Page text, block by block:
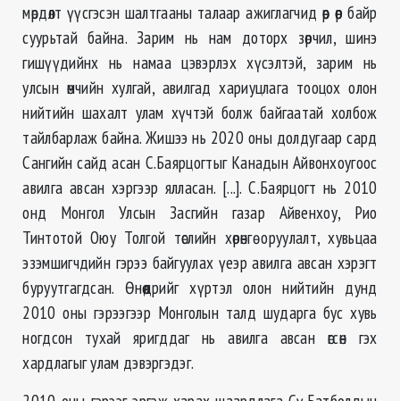
мөрдөлт үүсгэсэн шалтгааны талаар ажиглагчид өөр өөр байр
суурьтай байна. Зарим нь нам доторх зөрчил, шинэ
гишүүдийнх нь намаа цэвэрлэх хүсэлтэй, зарим нь
улсын өмчийн хулгай, авилгад хариуцлага тооцох олон
нийтийн шахалт улам хүчтэй болж байгаатай холбож
тайлбарлаж байна. Жишээ нь 2020 оны долдугаар сард
Сангийн сайд асан С.Баярцогтыг Канадын Айвонхоугоос
авилга авсан хэргээр ялласан. [...]. С.Баярцогт нь 2010
онд Монгол Улсын Засгийн газар Айвенхоу, Рио
Тинтотой Оюу Толгой төслийн хөрөнгө оруулалт, хувьцаа
эзэмшигчдийн гэрээ байгуулах үеэр авилга авсан хэрэгт
буруутгагдсан. Өнөөдрийг хүртэл олон нийтийн дунд
2010 оны гэрээгээр Монголын талд шударга бус хувь
ногдсон тухай яригддаг нь авилга авсан өгсөн гэх
хардлагыг улам дэвэргэдэг.